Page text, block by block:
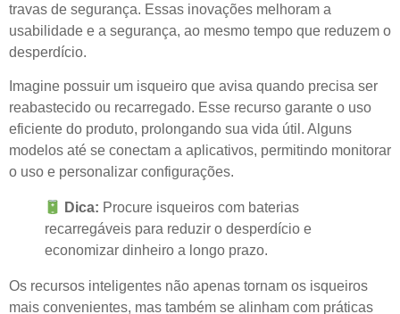
travas de segurança. Essas inovações melhoram a
usabilidade e a segurança, ao mesmo tempo que reduzem o
desperdício.
Imagine possuir um isqueiro que avisa quando precisa ser
reabastecido ou recarregado. Esse recurso garante o uso
eficiente do produto, prolongando sua vida útil. Alguns
modelos até se conectam a aplicativos, permitindo monitorar
o uso e personalizar configurações.
Dica: Procure isqueiros com baterias
recarregáveis ​​para reduzir o desperdício e
economizar dinheiro a longo prazo.
Os recursos inteligentes não apenas tornam os isqueiros
mais convenientes, mas também se alinham com práticas